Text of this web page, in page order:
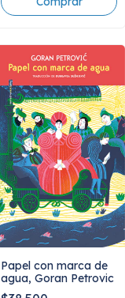
Papel con marca de
agua, Goran Petrovic